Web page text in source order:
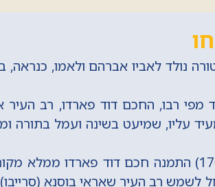
מפי רבו, החכם דוד פארדו, רב
עליו, שמיעט בשינה ועמל בתורה
בשנת תקכ"א (1761) התמנה חכם דוד פארדו
(1773), החל לשמש רב העיר שאראי בוסנא